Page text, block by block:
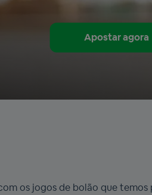
Apostar agora
os jogos de bolão que temos